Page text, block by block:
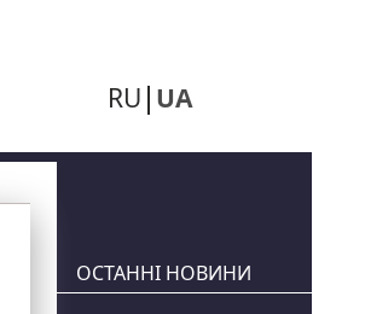
RU UA
ОСТАННІ НОВИНИ